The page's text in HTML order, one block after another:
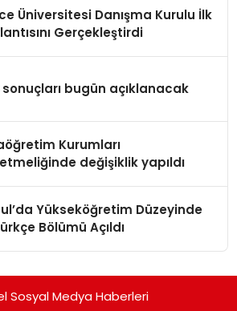
Üniversitesi Danışma Kurulu İlk
Gerçekleştirdi
sonuçları bugün açıklanacak
Kurumları
değişiklik yapıldı
Yükseköğretim Düzeyinde
Bölümü Açıldı
Sosyal Medya Haberleri